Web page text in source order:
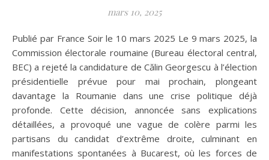
mars 10, 2025
Publié par France Soir le 10 mars 2025 Le 9 mars 2025, la
Commission électorale roumaine (Bureau électoral central,
BEC) a rejeté la candidature de Călin Georgescu à l’élection
présidentielle prévue pour mai prochain, plongeant
davantage la Roumanie dans une crise politique déjà
profonde. Cette décision, annoncée sans explications
détaillées, a provoqué une vague de colère parmi les
partisans du candidat d’extrême droite, culminant en
manifestations spontanées à Bucarest, où les forces de